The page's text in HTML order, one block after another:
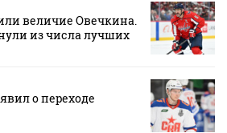
величие Овечкина.
из числа лучших
о переходе